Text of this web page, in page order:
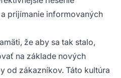
prijímanie informovaných
že aby sa tak stalo,
na základe nových
od zákazníkov. Táto kultúra